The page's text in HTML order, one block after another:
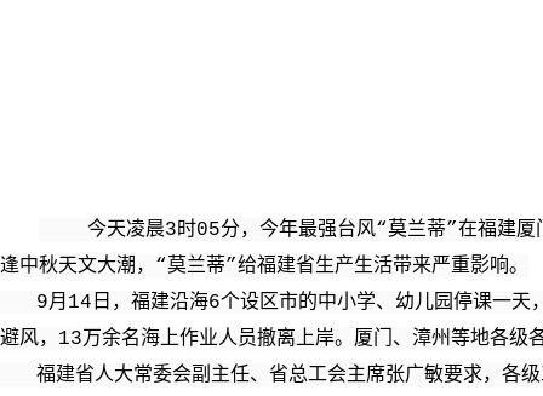
今天凌晨3时05分，今年最强台风“莫兰蒂”在福建厦门
逢中秋天文大潮，“莫兰蒂”给福建省生产生活带来严重影响。
9月14日，福建沿海6个设区市的中小学、幼儿园停课一天
避风，13万余名海上作业人员撤离上岸。厦门、漳州等地各级
福建省人大常委会副主任、省总工会主席张广敏要求，各级